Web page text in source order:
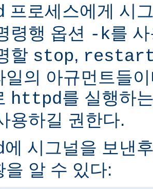
프로세스에게 시
령행 옵션 -k를
할 stop,
일의 아규먼트들
httpd를 실행하
용하길 권한다.
에 시그널을 보낸
을 알 수 있다: